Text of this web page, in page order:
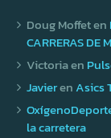
Doug Moffeten
CARRERAS DE
Victoriaen
JavierenAsics
la carretera